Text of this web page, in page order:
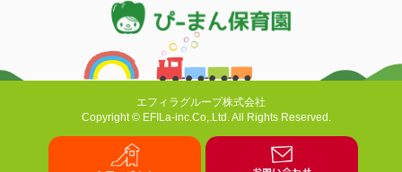
エフィラグループ株式会社
Copyright © EFILa-inc.Co,.Ltd. All Rights Reserved.